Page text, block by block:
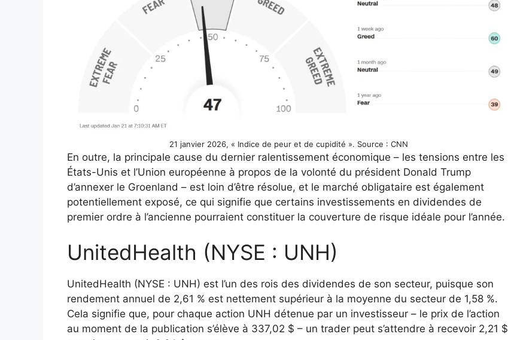
21 janvier 2026, « Indice de peur et de cupidité ». Source : CNN
En outre, la principale cause du dernier ralentissement économique – les tensions entre les
États-Unis et l’Union européenne à propos de la volonté du président Donald Trump
d’annexer le Groenland – est loin d’être résolue, et le marché obligataire est également
potentiellement exposé, ce qui signifie que certains investissements en dividendes de
premier ordre à l’ancienne pourraient constituer la couverture de risque idéale pour l’année.
UnitedHealth (NYSE : UNH)
UnitedHealth (NYSE : UNH) est l’un des rois des dividendes de son secteur, puisque son
rendement annuel de 2,61 % est nettement supérieur à la moyenne du secteur de 1,58 %.
Cela signifie que, pour chaque action UNH détenue par un investisseur – le prix de l’action
au moment de la publication s’élève à 337,02 $ – un trader peut s’attendre à recevoir 2,21 $